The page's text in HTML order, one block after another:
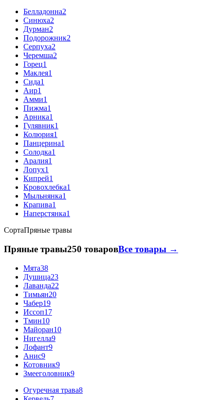
Белладонна2
Синюха2
Дурман2
Подорожник2
Серпуха2
Черемша2
Горец1
Маклея1
Сида1
Аир1
Амми1
Пижма1
Арника1
Гулявник1
Колюрия1
Панцерина1
Солодка1
Аралия1
Лопух1
Кипрей1
Кровохлебка1
Мыльнянка1
Крапива1
Наперстянка1
СортаПряные травы
Пряные травы250 товаровВсе товары →
Мята38
Душица23
Лаванда22
Тимьян20
Чабер19
Иссоп17
Тмин10
Майоран10
Нигелла9
Лофант9
Анис9
Котовник9
Змееголовник9
Огуречная трава8